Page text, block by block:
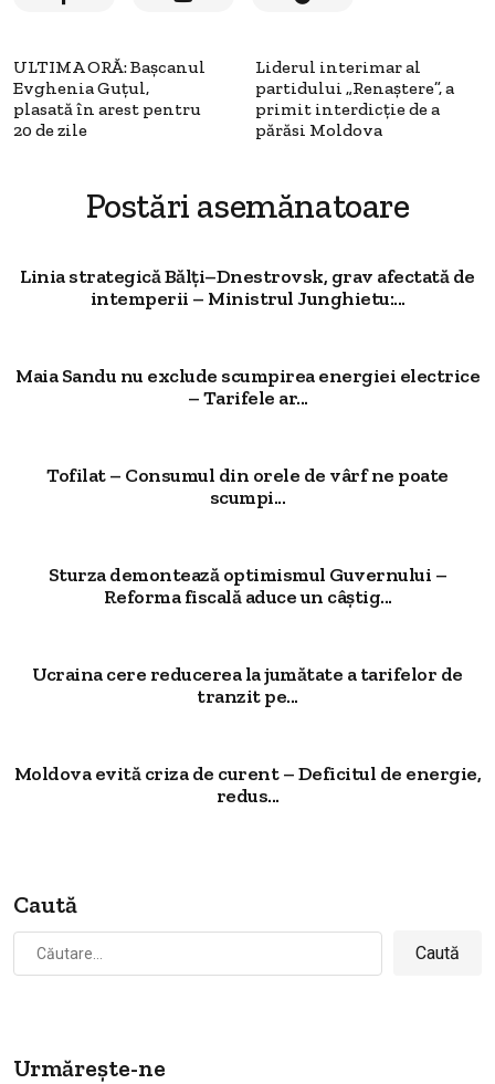
ULTIMA ORĂ: Başcanul
Evghenia Guţul,
plasată în arest pentru
20 de zile
Liderul interimar al
partidului „Renaștere”, a
primit interdicție de a
părăsi Moldova
Postări asemănatoare
Linia strategică Bălți–Dnestrovsk, grav afectată de
intemperii – Ministrul Junghietu:...
Maia Sandu nu exclude scumpirea energiei electrice
– Tarifele ar...
Tofilat – Consumul din orele de vârf ne poate
scumpi...
Sturza demontează optimismul Guvernului –
Reforma fiscală aduce un câștig...
Ucraina cere reducerea la jumătate a tarifelor de
tranzit pe...
Moldova evită criza de curent – Deficitul de energie,
redus...
Caută
Caută
după:
Urmărește-ne